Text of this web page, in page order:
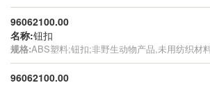
96062100.00
名称:钮扣
规格:ABS塑料;钮扣;非野生动物产品,未用纺织材
96062100.00